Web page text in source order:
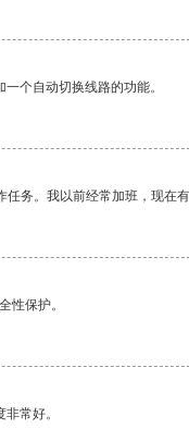
个自动切换线路的功能。
务。我以前经常加班，现在
性保护。
常好。